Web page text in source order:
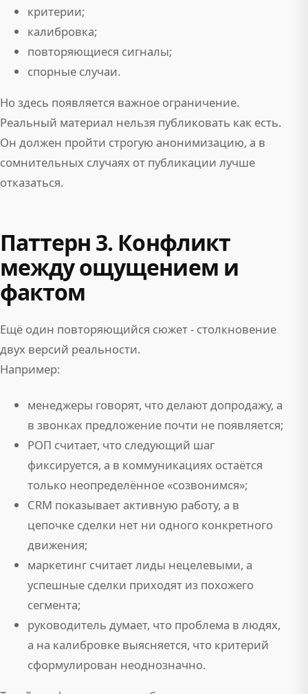
критерии;
калибровка;
повторяющиеся сигналы;
спорные случаи.
Но здесь появляется важное ограничение.
Реальный материал нельзя публиковать как есть.
Он должен пройти строгую анонимизацию, а в
сомнительных случаях от публикации лучше
отказаться.
Паттерн 3. Конфликт
между ощущением и
фактом
Ещё один повторяющийся сюжет - столкновение
двух версий реальности.
Например:
менеджеры говорят, что делают допродажу, а
в звонках предложение почти не появляется;
РОП считает, что следующий шаг
фиксируется, а в коммуникациях остаётся
только неопределённое «созвонимся»;
CRM показывает активную работу, а в
цепочке сделки нет ни одного конкретного
движения;
маркетинг считает лиды нецелевыми, а
успешные сделки приходят из похожего
сегмента;
руководитель думает, что проблема в людях,
а на калибровке выясняется, что критерий
сформулирован неоднозначно.